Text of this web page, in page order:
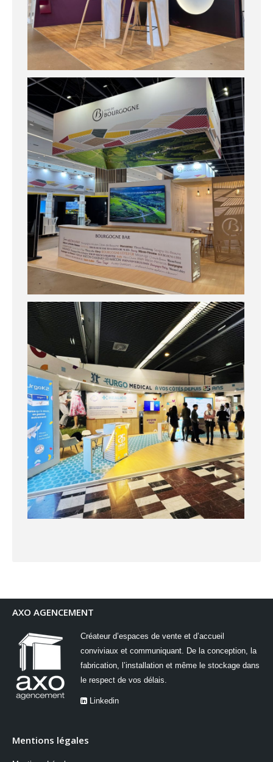
AXO AGENCEMENT
Créateur d’espaces de vente et d’accueil
conviviaux et communiquant. De la conception, la
fabrication, l’installation et même le stockage dans
le respect de vos délais.
Linkedin
Mentions légales